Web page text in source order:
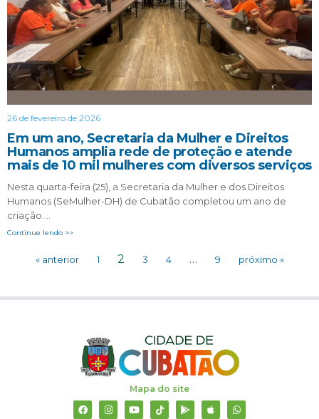
26 de fevereiro de 2026
Em um ano, Secretaria da Mulher e Direitos
Humanos amplia rede de proteção e atende
mais de 10 mil mulheres com diversos serviços
Nesta quarta-feira (25), a Secretaria da Mulher e dos Direitos
Humanos (SeMulher-DH) de Cubatão completou um ano de
criação….
Continue lendo >>
« anterior 1 2 3 4 … 9 próximo »
Mapa do site